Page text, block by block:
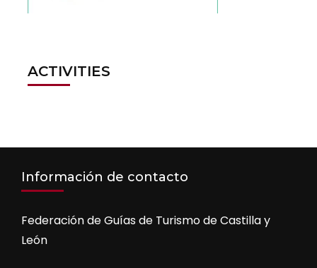
ACTIVITIES
Información de contacto
Federación de Guías de Turismo de Castilla y
León